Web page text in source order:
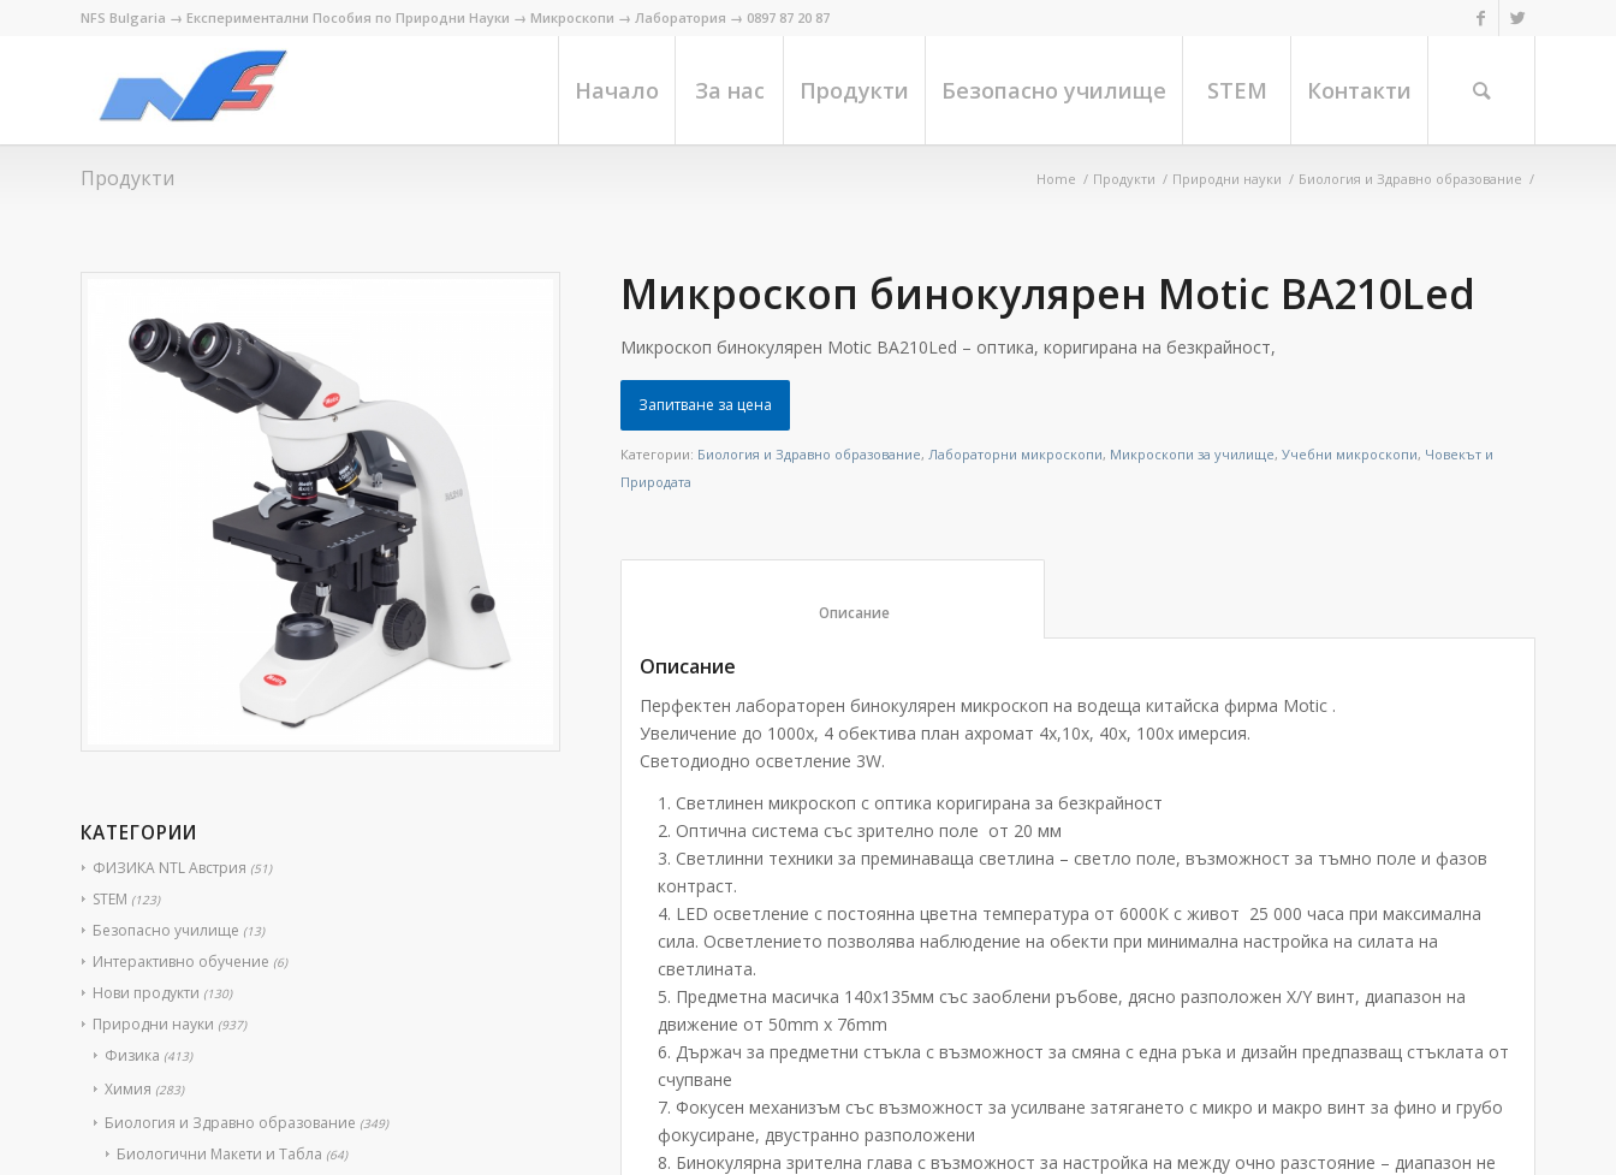
NFS Bulgaria → Експериментални Пособия по Природни Науки → Микроскопи → Лаборатория → 0897 87 20 87
Начало За нас Продукти Безопасно училище STEM Контакти
Продукти Home / Продукти / Природни науки / Биология и Здравно образование /
КАТЕГОРИИ
ФИЗИКА NTL Австрия (51)
STEM (123)
Безопасно училище (13)
Интерактивно обучение (6)
Нови продукти (130)
Природни науки (937)
Физика (413)
Химия (283)
Биология и Здравно образование (349)
Биологични Макети и Табла (64)
Микроскоп бинокулярен Motic ВА210Led
Микроскоп бинокулярен Motic ВА210Led – оптика, коригирана на безкрайност,
Запитване за цена
Категории: Биология и Здравно образование, Лабораторни микроскопи, Микроскопи за училище,Учебни микроскопи, Човекът и
Природата
Описание
Перфектен лабораторен бинокулярен микроскоп на водеща китайска фирма Motic .
Увеличение до 1000х, 4 обектива план ахромат 4х,10х, 40х, 100х имерсия.
Светодиодно осветление 3W.
Светлинен микроскоп с оптика коригирана за безкрайност
Оптична система със зрително поле от 20 мм
Светлинни техники за преминаваща светлина – светло поле, възможност за тъмно поле и фазов
контраст.
LED осветление с постоянна цветна температура от 6000К с живот 25 000 часа при максимална
сила. Осветлението позволява наблюдение на обекти при минимална настройка на силата на
светлината.
Предметна масичка 140х135мм със заоблени ръбове, дясно разположен Х/Y винт, диапазон на
движение от 50mm x 76mm
Държач за предметни стъкла с възможност за смяна с една ръка и дизайн предпазващ стъклата от
счупване
Фокусен механизъм със възможност за усилване затягането с микро и макро винт за фино и грубо
фокусиране, двустранно разположени
Бинокулярна зрителна глава с възможност за настройка на между очно разстояние – диапазон не